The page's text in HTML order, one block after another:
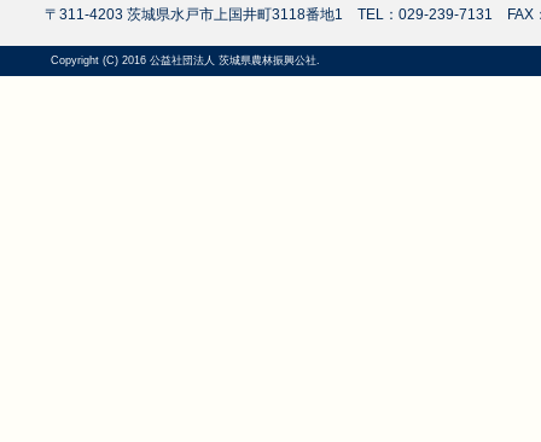
〒311-4203 茨城県水戸市上国井町3118番地1 TEL：029-239-7131 FAX
Copyright (C) 2016 公益社団法人 茨城県農林振興公社.